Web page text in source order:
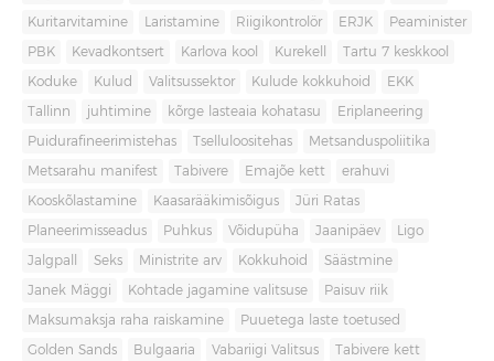
Kuritarvitamine Laristamine Riigikontrolör ERJK Peaminister
PBK Kevadkontsert Karlova kool Kurekell Tartu 7 keskkool
Koduke Kulud Valitsussektor Kulude kokkuhoid EKK
Tallinn juhtimine kõrge lasteaia kohatasu Eriplaneering
Puidurafineerimistehas Tselluloositehas Metsanduspoliitika
Metsarahu manifest Tabivere Emajõe kett erahuvi
Kooskõlastamine Kaasarääkimisõigus Jüri Ratas
Planeerimisseadus Puhkus Võidupüha Jaanipäev Ligo
Jalgpall Seks Ministrite arv Kokkuhoid Säästmine
Janek Mäggi Kohtade jagamine valitsuse Paisuv riik
Maksumaksja raha raiskamine Puuetega laste toetused
Golden Sands Bulgaaria Vabariigi Valitsus Tabivere kett